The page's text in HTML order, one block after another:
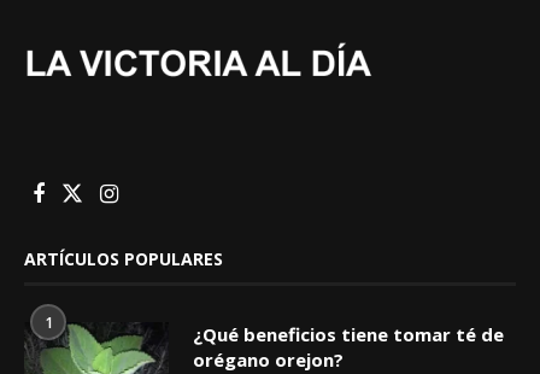
ARTÍCULOS POPULARES
1
¿Qué beneficios tiene tomar té de
orégano orejon?